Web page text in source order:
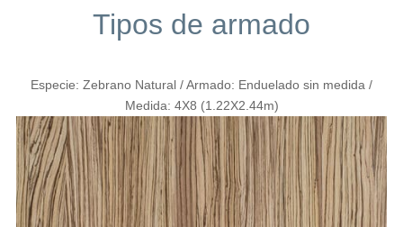
Tipos de armado
Especie: Zebrano Natural / Armado: Enduelado sin medida /
Medida: 4X8 (1.22X2.44m)